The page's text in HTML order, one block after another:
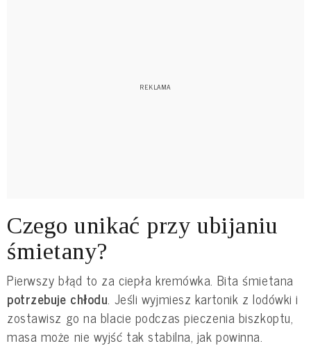
Czego unikać przy ubijaniu
śmietany?
Pierwszy błąd to za ciepła kremówka. Bita śmietana
potrzebuje chłodu. Jeśli wyjmiesz kartonik z lodówki i
zostawisz go na blacie podczas pieczenia biszkoptu,
masa może nie wyjść tak stabilna, jak powinna.